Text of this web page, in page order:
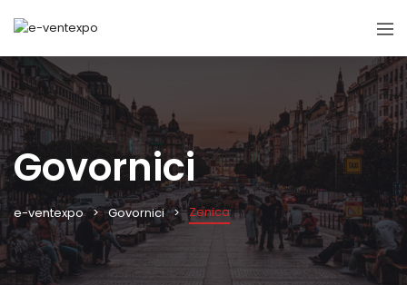
Govornici
e-ventexpo Govornici Zenica